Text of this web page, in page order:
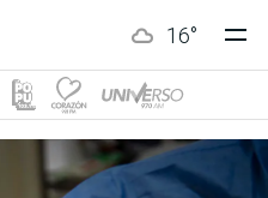
16°